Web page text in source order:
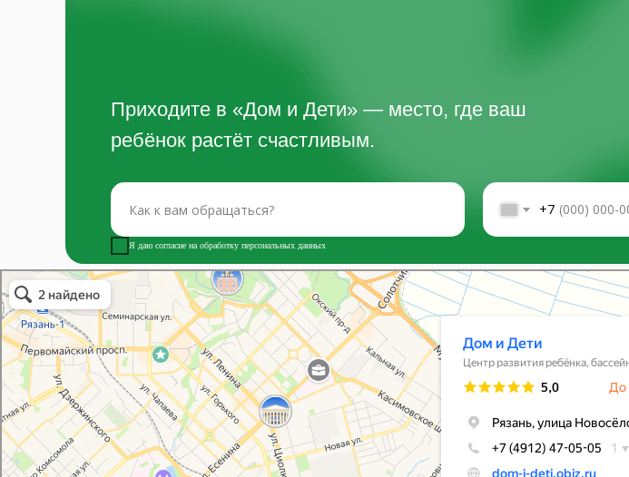
+7
Я даю согласие на обработку персональных данных
Приходите в «Дом и Дети» — место, где ваш
ребёнок растёт счастливым.
Дом и Дети
Центр развития ребёнка в Рязани
Бассейн в Рязани